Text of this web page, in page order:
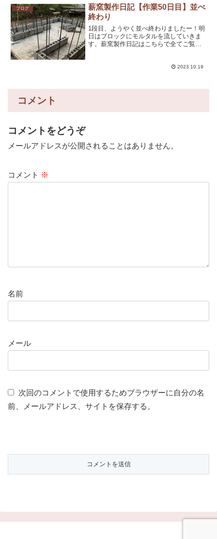
ブログ
薪窯製作日記【作業50日目】並べ
終わり
1段目、ようやく並べ終わりましたー！明
日はブロックにモルタルを流していきま
す。薪窯製作日記はこちらで全てご覧い
2023.10.19
コメント
コメントをどうぞ
メールアドレスが公開されることはありません。
コメント ※
名前
メール
次回のコメントで使用するためブラウザーに自分の名
前、メールアドレス、サイトを保存する。